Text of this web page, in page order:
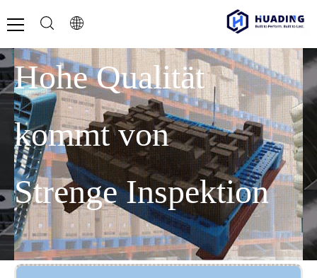
Hohe Qualität
kommt von
Strenge Inspektion